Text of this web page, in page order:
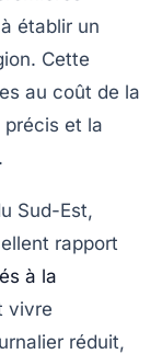
établir un
Cette
au coût de la
et la
Sud-Est,
rapport
à la
vivre
réduit,